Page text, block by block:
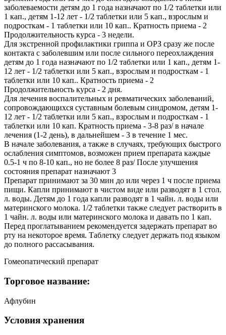
заболеваемости детям до 1 года назначают по 1/2 таблетки или
1 кап., детям 1-12 лет - 1/2 таблетки или 5 кап., взрослым и
подросткам - 1 таблетки или 10 кап.. Кратность приема - 2
Продолжительность курса - 3 недели.
Для экстренной профилактики гриппа и ОРЗ сразу же после
контакта с заболевшим или после сильного переохлаждения
детям до 1 года назначают по 1/2 таблетки или 1 кап., детям 1-
12 лет - 1/2 таблетки или 5 кап., взрослым и подросткам - 1
таблетки или 10 кап.. Кратность приема - 2
Продолжительность курса - 2 дня.
Для лечения воспалительных и ревматических заболеваний,
сопровождающихся суставным болевым синдромом, детям 1-
12 лет - 1/2 таблетки или 5 кап., взрослым и подросткам - 1
таблетки или 10 кап. Кратность приема - 3-8 раз/ в начале
лечения (1-2 день), в дальнейшем - 3 в течение 1 мес.
В начале заболевания, а также в случаях, требующих быстрого
ослабления симптомов, возможен прием препарата каждые
0.5-1 ч по 8-10 кап., но не более 8 раз/ После улучшения
состояния препарат назначают 3
Препарат принимают за 30 мин до или через 1 ч после приема
пищи. Капли принимают в чистом виде или разводят в 1 стол.
л. воды. Детям до 1 года капли разводят в 1 чайн. л. воды или
материнского молока. 1/2 таблетки также следует растворить в
1 чайн. л. воды или материнского молока и давать по 1 кап.
Перед проглатыванием рекомендуется задержать препарат во
рту на некоторое время. Таблетку следует держать под языком
до полного рассасывания.
Гомеопатический препарат
Торговое название:
Афлубин
Условия хранения